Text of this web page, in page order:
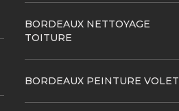
BORDEAUX NETTOYAGE
TOITURE
BORDEAUX PEINTURE VOLET